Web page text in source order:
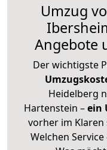
Umzug
Angebote
Der wichtigste
Heidelberg
Hartenstein –ein
vorher im Klaren
Welchen